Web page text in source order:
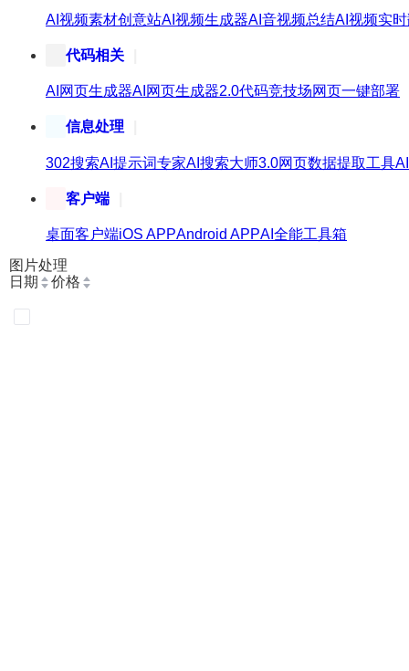
AI视频素材创意站AI视频生成器AI音视频总结AI视频实
代码相关
AI网页生成器AI网页生成器2.0代码竞技场网页一键部署
信息处理
302搜索AI提示词专家AI搜索大师3.0网页数据提取工具
客户端
桌面客户端iOS APPAndroid APPAI全能工具箱
图片处理
日期
价格